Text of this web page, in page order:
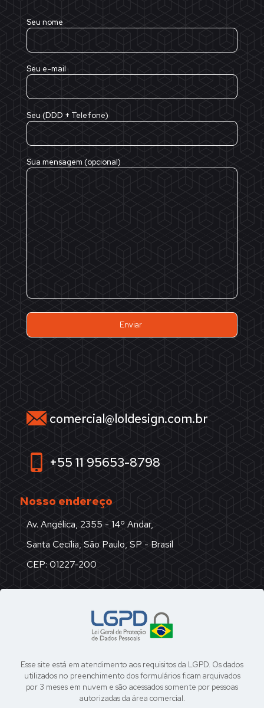
Seu nome
Seu e-mail
Seu (DDD + Telefone)
Sua mensagem (opcional)
comercial@loldesign.com.br
+55 11 95653-8798
Nosso endereço
Av. Angélica, 2355 - 14º Andar,
Santa Cecília, São Paulo, SP - Brasil
CEP: 01227-200
Esse site está em atendimento aos requisitos da LGPD. Os dados
utilizados no preenchimento dos formulários ficam arquivados
por 3 meses em nuvem e são acessados somente por pessoas
autorizadas da área comercial.